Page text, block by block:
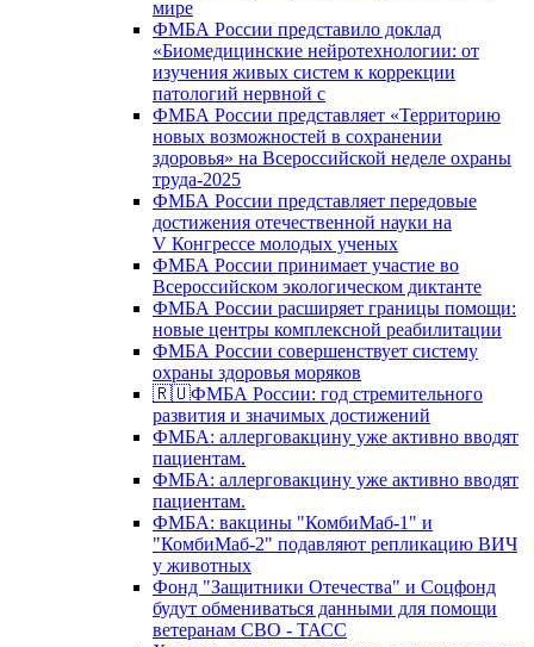
мире
ФМБА России представило доклад
«Биомедицинские нейротехнологии: от
изучения живых систем к коррекции
патологий нервной с
ФМБА России представляет «Территорию
новых возможностей в сохранении
здоровья» на Всероссийской неделе охраны
труда-2025
ФМБА России представляет передовые
достижения отечественной науки на
V Конгрессе молодых ученых
ФМБА России принимает участие во
Всероссийском экологическом диктанте
ФМБА России расширяет границы помощи:
новые центры комплексной реабилитации
ФМБА России совершенствует систему
охраны здоровья моряков
🇷🇺ФМБА России: год стремительного
развития и значимых достижений
ФМБА: аллерговакцину уже активно вводят
пациентам.
ФМБА: аллерговакцину уже активно вводят
пациентам.
ФМБА: вакцины "КомбиМаб-1" и
"КомбиМаб-2" подавляют репликацию ВИЧ
у животных
Фонд "Защитники Отечества" и Соцфонд
будут обмениваться данными для помощи
ветеранам СВО - ТАСС